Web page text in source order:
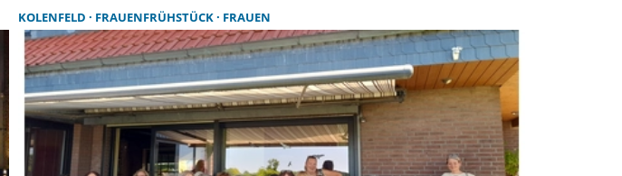
dringend eine Kassenwartin gesucht, damit die Vereinsarbeit weitergehen
kann.
KOLENFELD FRAUENFRÜHSTÜCK FRAUEN